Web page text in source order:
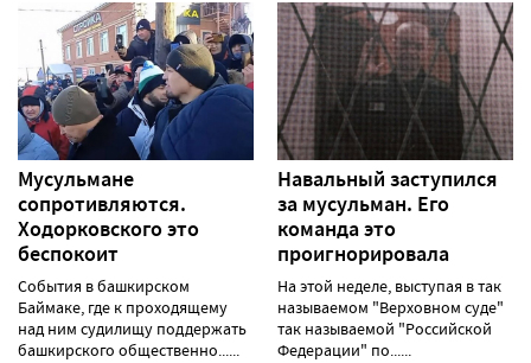
Мусульмане
сопротивляются.
Ходорковского это
беспокоит
События в башкирском
Баймаке, где к проходящему
над ним судилищу поддержать
башкирского общественно......
Навальный заступился
за мусульман. Его
команда это
проигнорировала
На этой неделе, выступая в так
называемом "Верховном суде"
так называемой "Российской
Федерации" по......